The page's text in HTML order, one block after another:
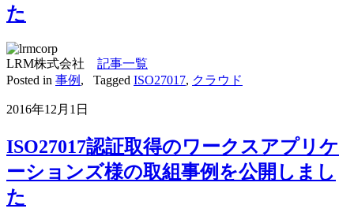
た
LRM株式会社 記事一覧
Posted in 事例 , Tagged ISO27017, クラウド
2016年12月1日
ISO27017認証取得のワークスアプリケ
ーションズ様の取組事例を公開しまし
た